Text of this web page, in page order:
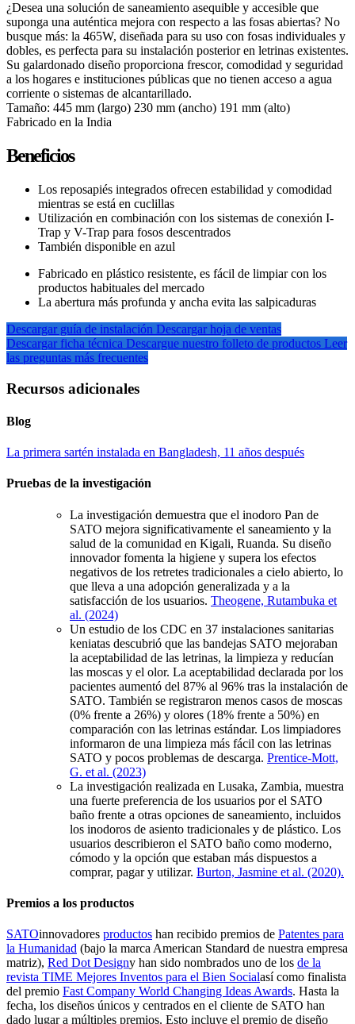
¿Desea una solución de saneamiento asequible y accesible que
suponga una auténtica mejora con respecto a las fosas abiertas? No
busque más: la 465W, diseñada para su uso con fosas individuales y
dobles, es perfecta para su instalación posterior en letrinas existentes.
Su galardonado diseño proporciona frescor, comodidad y seguridad
a los hogares e instituciones públicas que no tienen acceso a agua
corriente o sistemas de alcantarillado.
Tamaño: 445 mm (largo) 230 mm (ancho) 191 mm (alto)
Fabricado en la India
Beneficios
Los reposapiés integrados ofrecen estabilidad y comodidad
mientras se está en cuclillas
Utilización en combinación con los sistemas de conexión I-
Trap y V-Trap para fosos descentrados
También disponible en azul
Fabricado en plástico resistente, es fácil de limpiar con los
productos habituales del mercado
La abertura más profunda y ancha evita las salpicaduras
Descargar guía de instalación Descargar hoja de ventas
Descargar ficha técnica Descargue nuestro folleto de productos Leer
las preguntas más frecuentes
Recursos adicionales
Blog
La primera sartén instalada en Bangladesh, 11 años después
Pruebas de la investigación
La investigación demuestra que el inodoro Pan de
SATO mejora significativamente el saneamiento y la
salud de la comunidad en Kigali, Ruanda. Su diseño
innovador fomenta la higiene y supera los efectos
negativos de los retretes tradicionales a cielo abierto, lo
que lleva a una adopción generalizada y a la
satisfacción de los usuarios. Theogene, Rutambuka et
al. (2024)
Un estudio de los CDC en 37 instalaciones sanitarias
keniatas descubrió que las bandejas SATO mejoraban
la aceptabilidad de las letrinas, la limpieza y reducían
las moscas y el olor. La aceptabilidad declarada por los
pacientes aumentó del 87% al 96% tras la instalación de
SATO. También se registraron menos casos de moscas
(0% frente a 26%) y olores (18% frente a 50%) en
comparación con las letrinas estándar. Los limpiadores
informaron de una limpieza más fácil con las letrinas
SATO y pocos problemas de descarga. Prentice-Mott,
G. et al. (2023)
La investigación realizada en Lusaka, Zambia, muestra
una fuerte preferencia de los usuarios por el SATO
baño frente a otras opciones de saneamiento, incluidos
los inodoros de asiento tradicionales y de plástico. Los
usuarios describieron el SATO baño como moderno,
cómodo y la opción que estaban más dispuestos a
comprar, pagar y utilizar. Burton, Jasmine et al. (2020).
Premios a los productos
SATOinnovadores productos han recibido premios de Patentes para
la Humanidad (bajo la marca American Standard de nuestra empresa
matriz), Red Dot Designy han sido nombrados uno de los de la
revista TIME Mejores Inventos para el Bien Socialasí como finalista
del premio Fast Company World Changing Ideas Awards. Hasta la
fecha, los diseños únicos y centrados en el cliente de SATO han
dado lugar a múltiples premios. Esto incluye el premio de diseño